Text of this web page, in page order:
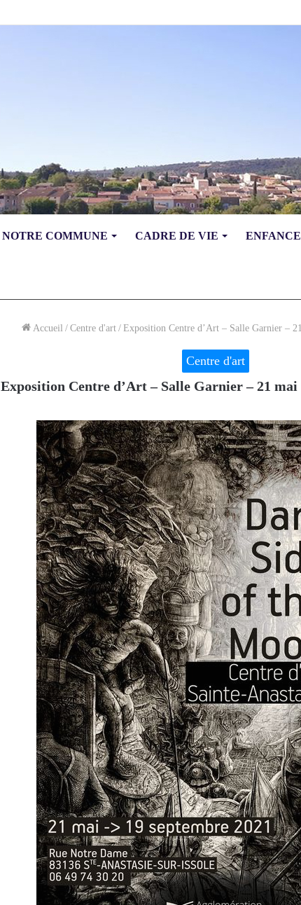
NOTRE COMMUNE CADRE DE VIE
Accueil / Centre d'art / Exposition Centre d’Art – Salle Garnier –
Centre d'art
Exposition Centre d’Art – Salle Garnier – 21 mai